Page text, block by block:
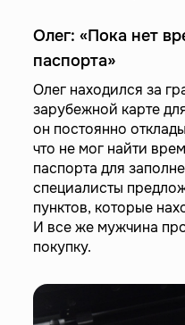
Олег: «Пока нет
паспорта»
Олег находился за
зарубежной карте
он постоянно
что не мог найти
паспорта для
специалисты
пунктов, которые
И все же мужчина
покупку.